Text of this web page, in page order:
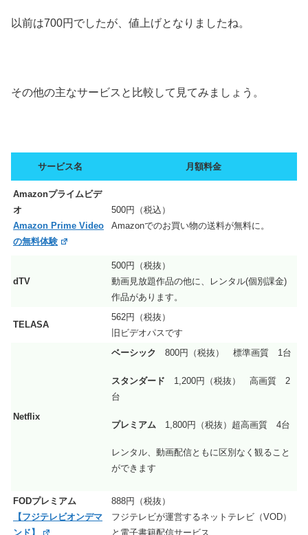
以前は700円でしたが、値上げとなりましたね。
その他の主なサービスと比較して見てみましょう。
サービス名 月額料金
Amazonプライムビデ
オ
Amazon Prime Video
の無料体験
500円（税込）
Amazonでのお買い物の送料が無料に。
dTV
500円（税抜）
動画見放題作品の他に、レンタル(個別課金)
作品があります。
TELASA
562円（税抜）
旧ビデオパスです
Netflix
ベーシック 800円（税抜） 標準画質 1台
スタンダード 1,200円（税抜） 高画質 2
台
プレミアム 1,800円（税抜）超高画質 4台
レンタル、動画配信ともに区別なく観ること
ができます
FODプレミアム
【フジテレビオンデマ
ンド】
888円（税抜）
フジテレビが運営するネットテレビ（VOD）
と電子書籍配信サービス